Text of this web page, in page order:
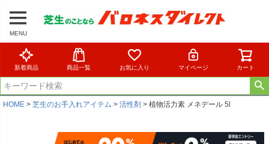
MENU
新着商品 商品一覧 お気に入り マイページ カート
HOME 芝生のお手入れアイテム 活性剤 植物活力素 メネデール 5l